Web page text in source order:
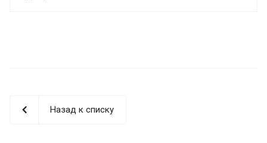
Назад к списку